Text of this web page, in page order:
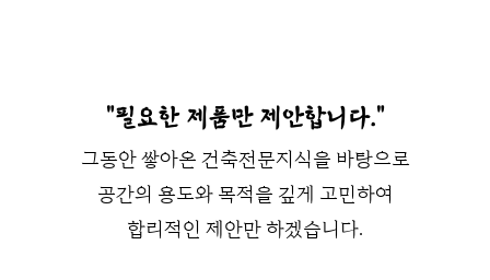
"필요한 제품만 제안합니다."
그동안 쌓아온 건축전문지식을 바탕으로
공간의 용도와 목적을 깊게 고민하여
합리적인 제안만 하겠습니다.